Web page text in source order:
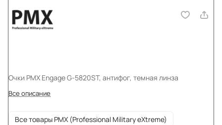
Очки PMX Engage G-5820ST, антифог, темная линза
Все описание
Все товары PMX (Professional Military eXtreme)